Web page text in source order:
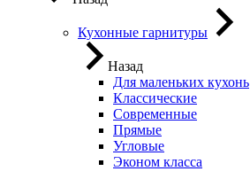
Кухонные гарнитуры
Назад
Для маленьких кухонь
Классические
Современные
Прямые
Угловые
Эконом класса